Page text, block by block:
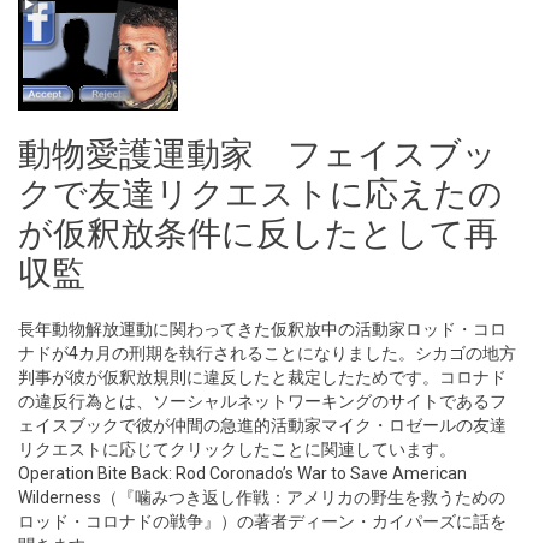
動物愛護運動家 フェイスブッ
クで友達リクエストに応えたの
が仮釈放条件に反したとして再
収監
長年動物解放運動に関わってきた仮釈放中の活動家ロッド・コロ
ナドが4カ月の刑期を執行されることになりました。シカゴの地方
判事が彼が仮釈放規則に違反したと裁定したためです。コロナド
の違反行為とは、ソーシャルネットワーキングのサイトであるフ
ェイスブックで彼が仲間の急進的活動家マイク・ロゼールの友達
リクエストに応じてクリックしたことに関連しています。
Operation Bite Back: Rod Coronado’s War to Save American
Wilderness（『噛みつき返し作戦：アメリカの野生を救うための
ロッド・コロナドの戦争』）の著者ディーン・カイパーズに話を